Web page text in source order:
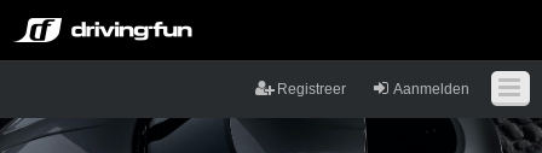
Aanmelden
Registreer